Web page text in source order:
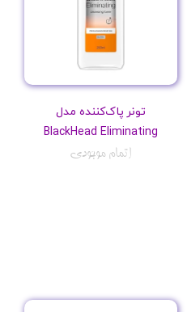
تونر پاک‌کننده مدل
BlackHead Eliminating
اتمام موجودی